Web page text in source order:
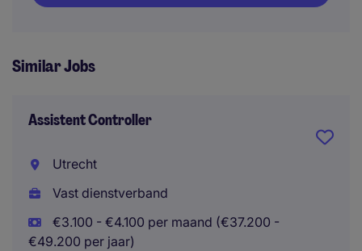
Similar Jobs
Assistent Controller
Utrecht
Vast dienstverband
€3.100 - €4.100 per maand (€37.200 -
€49.200 per jaar)